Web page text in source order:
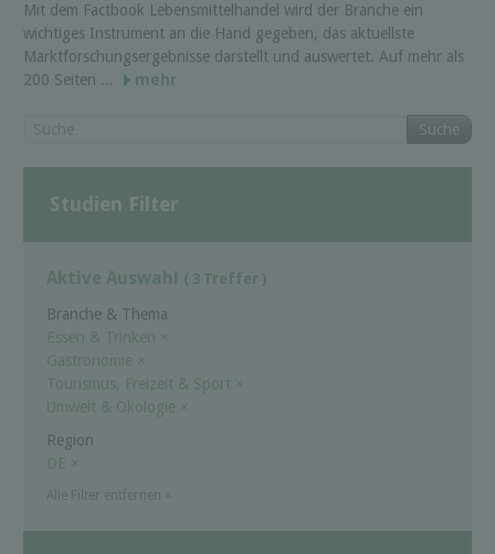
Mit dem Factbook Lebensmittelhandel wird der Branche ein
wichtiges Instrument an die Hand gegeben, das aktuellste
Marktforschungsergebnisse darstellt und auswertet. Auf mehr als
200 Seiten ...
mehr
Suche
Studien Filter
Aktive Auswahl ( 3 Treffer )
Branche & Thema
Essen & Trinken ×
Gastronomie ×
Tourismus, Freizeit & Sport ×
Umwelt & Ökologie ×
Region
DE ×